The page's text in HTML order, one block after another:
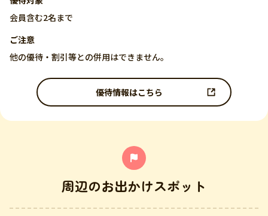
会員含む2名まで
ご注意
他の優待・割引等との併用はできません。
優待情報はこちら
周辺のお出かけスポット